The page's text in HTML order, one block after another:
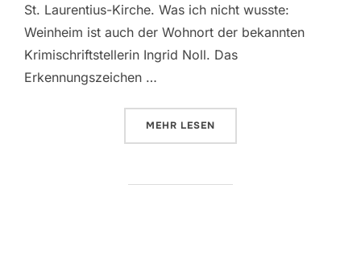
St. Laurentius-Kirche. Was ich nicht wusste:
Weinheim ist auch der Wohnort der bekannten
Krimischriftstellerin Ingrid Noll. Das
Erkennungszeichen …
MEHR ÜBER „DER HAHN IST TOT –
LESEN